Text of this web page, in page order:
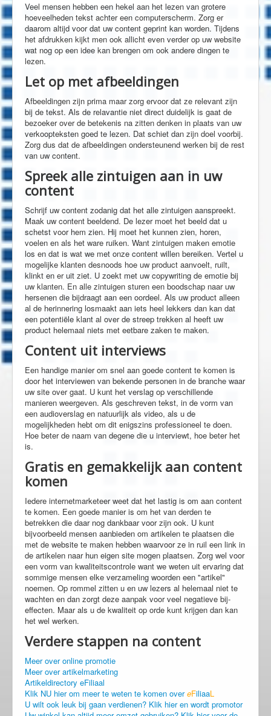
Veel mensen hebben een hekel aan het lezen van grotere
hoeveelheden tekst achter een computerscherm. Zorg er
daarom altijd voor dat uw content geprint kan worden. Tijdens
het afdrukken kijkt men ook allicht even verder op uw website
wat nog op een idee kan brengen om ook andere dingen te
lezen.
Let op met afbeeldingen
Afbeeldingen zijn prima maar zorg ervoor dat ze relevant zijn
bij de tekst. Als de relavantie niet direct duidelijk is gaat de
bezoeker over de betekenis na zitten denken in plaats van uw
verkoopteksten goed te lezen. Dat schiet dan zijn doel voorbij.
Zorg dus dat de afbeeldingen ondersteunend werken bij de rest
van uw content.
Spreek alle zintuigen aan in uw
content
Schrijf uw content zodanig dat het alle zintuigen aanspreekt.
Maak uw content beeldend. De lezer moet het beeld dat u
schetst voor hem zien. Hij moet het kunnen zien, horen,
voelen en als het ware ruiken. Want zintuigen maken emotie
los en dat is wat we met onze content willen bereiken. Vertel u
mogelijke klanten desnoods hoe uw product aanvoelt, ruilt,
klinkt en er uit ziet. U zoekt met uw copywriting de emotie bij
uw klanten. En alle zintuigen sturen een boodschap naar uw
hersenen die bijdraagt aan een oordeel. Als uw product alleen
al de herinnering losmaakt aan iets heel lekkers dan kan dat
een potentiële klant al over de streep trekken al heeft uw
product helemaal niets met eetbare zaken te maken.
Content uit interviews
Een handige manier om snel aan goede content te komen is
door het interviewen van bekende personen in de branche waar
uw site over gaat. U kunt het verslag op verschillende
manieren weergeven. Als geschreven tekst, in de vorm van
een audioverslag en natuurlijk als video, als u de
mogelijkheden hebt om dit enigszins professioneel te doen.
Hoe beter de naam van degene die u interviewt, hoe beter het
is.
Gratis en gemakkelijk aan content
komen
Iedere internetmarketeer weet dat het lastig is om aan content
te komen. Een goede manier is om het van derden te
betrekken die daar nog dankbaar voor zijn ook. U kunt
bijvoorbeeld mensen aanbieden om artikelen te plaatsen die
met de website te maken hebben waarvoor ze in ruil een link in
de artikelen naar hun eigen site mogen plaatsen. Zorg wel voor
een vorm van kwaliteitscontrole want we weten uit ervaring dat
sommige mensen elke verzameling woorden een "artikel"
noemen. Op rommel zitten u en uw lezers al helemaal niet te
wachten en dan zorgt deze aanpak voor veel negatieve bij-
effecten. Maar als u de kwaliteit op orde kunt krijgen dan kan
het wel werken.
Verdere stappen na content
Meer over online promotie
Meer over artikelmarketing
Artikeldirectory eFiliaal
Klik NU hier om meer te weten te komen overeFiliaaL
U wilt ook leuk bij gaan verdienen? Klik hier en wordt promotor